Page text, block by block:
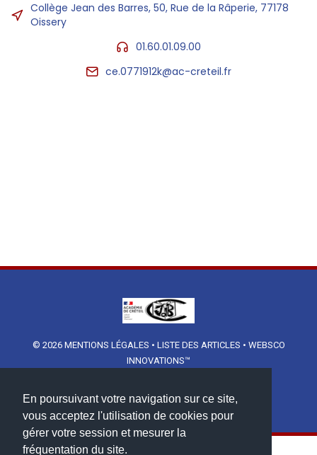
En poursuivant votre navigation sur ce site,
vous acceptez l'utilisation de cookies pour
gérer votre session et mesurer la
fréquentation du site.
Collège Jean des Barres, 50, Rue de la Râperie, 77178
Oissery
01.60.01.09.00
ce.0771912k@ac-creteil.fr
© 2026 MENTIONS LÉGALES • LISTE DES ARTICLES • WEBSCO
INNOVATIONS™